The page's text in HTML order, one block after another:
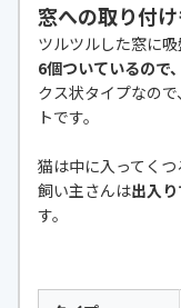
窓への取り付
ツルツルした窓に吸
6個ついているので
クス状タイプなの
トです。
猫は中に入ってくつ
飼い主さんは出入
す。